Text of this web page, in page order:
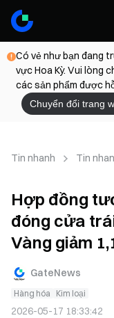
Có vẻ như bạn đang
vực Hoa Kỳ. Vui lòng
các sản phẩm được
Chuyển đổi trang
Tin nhanh Tin
Hợp đồng
đóng cửa
Vàng giảm
GateNews
Hàng hóa Kim loại
2026-05-17 18:33:42